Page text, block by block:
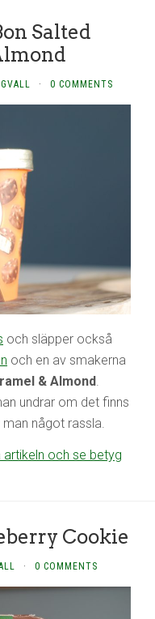
Salted
· 0 COMMENTS
och släpper också
och en av smakerna
& Almond.
undrar om det finns
något rassla.
artikeln och se betyg
Cookie
· 0 COMMENTS